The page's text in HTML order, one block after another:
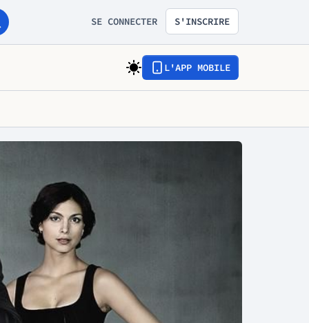
SE CONNECTER S'INSCRIRE
L'APP MOBILE